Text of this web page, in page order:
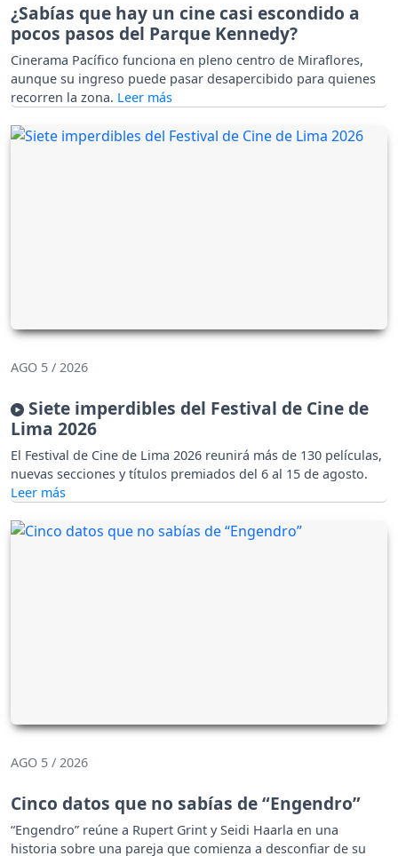
¿Sabías que hay un cine casi escondido a
pocos pasos del Parque Kennedy?
Cinerama Pacífico funciona en pleno centro de Miraflores,
aunque su ingreso puede pasar desapercibido para quienes
recorren la zona.
AGO 5 / 2026
Siete imperdibles del Festival de Cine de
Lima 2026
El Festival de Cine de Lima 2026 reunirá más de 130 películas,
nuevas secciones y títulos premiados del 6 al 15 de agosto.
AGO 5 / 2026
Cinco datos que no sabías de “Engendro”
“Engendro” reúne a Rupert Grint y Seidi Haarla en una
historia sobre una pareja que comienza a desconfiar de su